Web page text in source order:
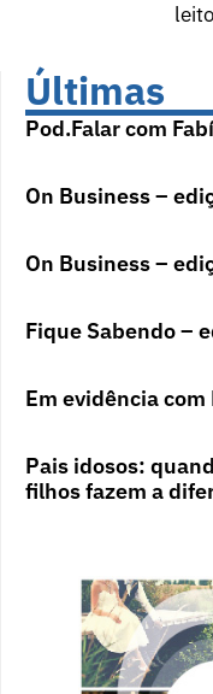
Últimas
Pod.Falar com
On Business –
On Business –
Fique Sabendo –
Em evidência
Pais idosos:
filhos fazem a